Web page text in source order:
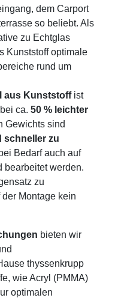
dem Carport
so beliebt. Als
zu Echtglas
Kunststoff optimale
rund um
aus Kunststoffist
ca. 50 % leichter
Gewichts sind
schneller zu
Bedarf auch auf
bearbeitet werden.
zu
Montage kein
bieten wir
thyssenkrupp
wie Acryl (PMMA)
optimalen